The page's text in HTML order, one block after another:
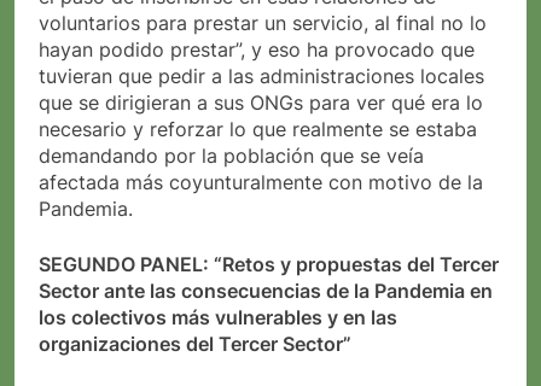
voluntarios para prestar un servicio, al final no lo
hayan podido prestar”, y eso ha provocado que
tuvieran que pedir a las administraciones locales
que se dirigieran a sus ONGs para ver qué era lo
necesario y reforzar lo que realmente se estaba
demandando por la población que se veía
afectada más coyunturalmente con motivo de la
Pandemia.
SEGUNDO PANEL: “Retos y propuestas del Tercer
Sector ante las consecuencias de la Pandemia en
los colectivos más vulnerables y en las
organizaciones del Tercer Sector”